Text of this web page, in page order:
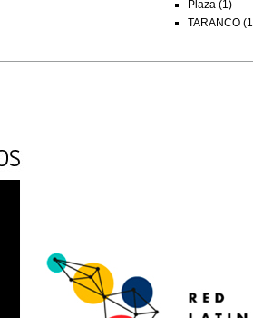
Plaza (1)
TARANCO